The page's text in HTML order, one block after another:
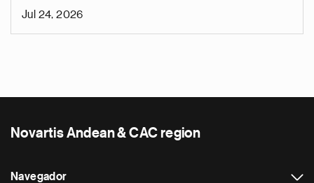
Jul 24, 2026
Novartis Andean & CAC region
Navegador